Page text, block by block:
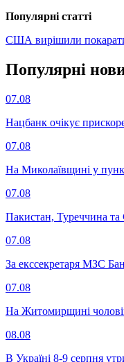
Популярнi статтi
США вирішили
Популярнi
07.08
Нацбанк очікує
07.08
На Миколаївщині у
07.08
Пакистан, Туреччина та
07.08
За екссекретаря МЗС
07.08
На Житомирщині
08.08
В Україні 8-9 серпня